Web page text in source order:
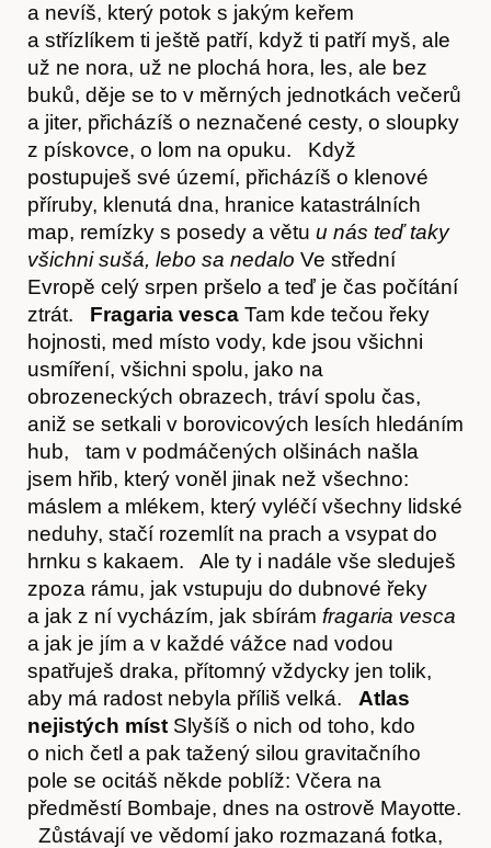
Akce
O nás
a nevíš, který potok s jakým keřem
a střízlíkem ti ještě patří, když ti patří myš, ale
už ne nora, už ne plochá hora, les, ale bez
buků, děje se to v měrných jednotkách večerů
a jiter, přicházíš o neznačené cesty, o sloupky
z pískovce, o lom na opuku. Když
postupuješ své území, přicházíš o klenové
příruby, klenutá dna, hranice katastrálních
map, remízky s posedy a větu u nás teď taky
všichni sušá, lebo sa nedalo Ve střední
Evropě celý srpen pršelo a teď je čas počítání
ztrát. Fragaria vesca Tam kde tečou řeky
hojnosti, med místo vody, kde jsou všichni
usmíření, všichni spolu, jako na
obrozeneckých obrazech, tráví spolu čas,
aniž se setkali v borovicových lesích hledáním
hub, tam v podmáčených olšinách našla
jsem hřib, který voněl jinak než všechno:
máslem a mlékem, který vyléčí všechny lidské
neduhy, stačí rozemlít na prach a vsypat do
hrnku s kakaem. Ale ty i nadále vše sleduješ
zpoza rámu, jak vstupuju do dubnové řeky
a jak z ní vycházím, jak sbírám fragaria vesca
a jak je jím a v každé vážce nad vodou
spatřuješ draka, přítomný vždycky jen tolik,
aby má radost nebyla příliš velká. Atlas
nejistých míst Slyšíš o nich od toho, kdo
o nich četl a pak tažený silou gravitačního
pole se ocitáš někde poblíž: Včera na
předměstí Bombaje, dnes na ostrově Mayotte.
Zůstávají ve vědomí jako rozmazaná fotka,